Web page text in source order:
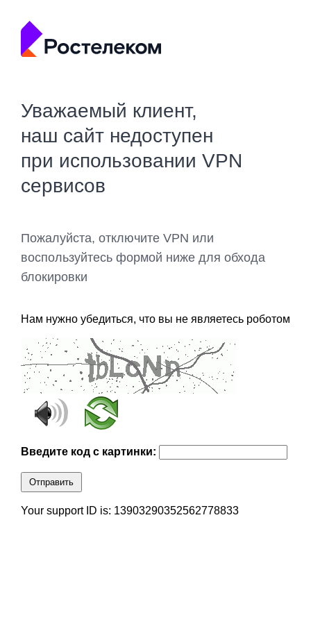
Уважаемый клиент,
наш сайт недоступен
при использовании VPN
сервисов
Пожалуйста, отключите VPN или
воспользуйтесь формой ниже для обхода
блокировки
Нам нужно убедиться, что вы не являетесь роботом
Введите код с картинки:
Отправить
Your support ID is: 13903290352562778833